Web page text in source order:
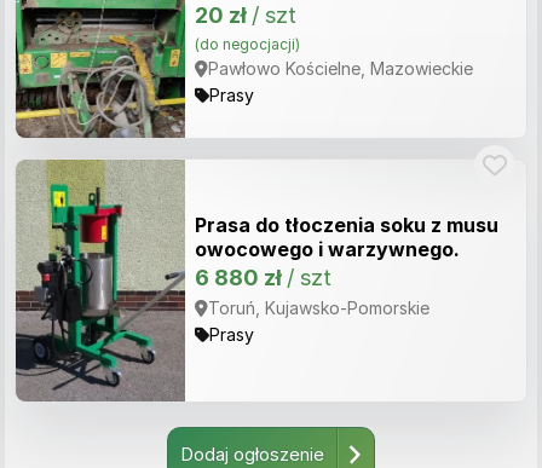
20 zł / szt
(do negocjacji)
Pawłowo Kościelne, Mazowieckie
Prasy
Prasa do tłoczenia soku z musu
owocowego i warzywnego.
6 880 zł / szt
Toruń, Kujawsko-Pomorskie
Prasy
Dodaj ogłoszenie